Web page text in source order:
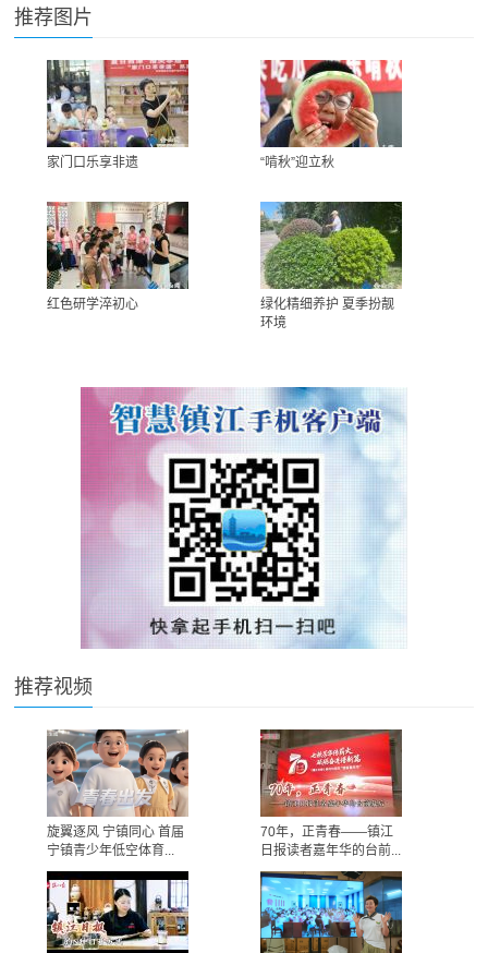
推荐图片
家门口乐享非遗 “啃秋”迎立秋
红色研学淬初心
绿化精细养护 夏季扮靓
环境
推荐视频
旋翼逐风 宁镇同心 首届
宁镇青少年低空体育...
70年，正青春——镇江
日报读者嘉年华的台前...